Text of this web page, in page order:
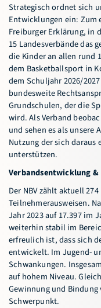
Strategisch ordnet sich
Entwicklungen ein: Zum
Freiburger Erklärung, in
15 Landesverbände das
die Kinder an allen rund
dem Basketballsport in
dem Schuljahr 2026/
bundesweite
Grundschulen, der die
wird. Als Verband
und sehen es als unsere
Nutzung der sich daraus
unterstützen.
Verbandsentwicklung
Der NBV zählt aktuell
Teilnehmerausweisen.
Jahr 2023 auf 17.397 im
weiterhin stabil im
erfreulich ist, dass sich
entwickelt. Im Jugend-
Schwankungen.
auf hohem Niveau.
Gewinnung und
Schwerpunkt.